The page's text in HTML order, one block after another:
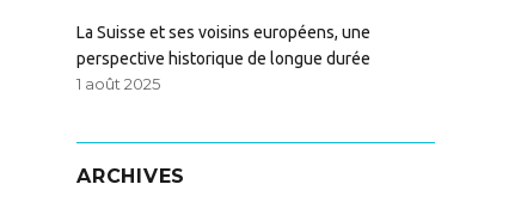
La Suisse et ses voisins européens, une
perspective historique de longue durée
1 août 2025
ARCHIVES